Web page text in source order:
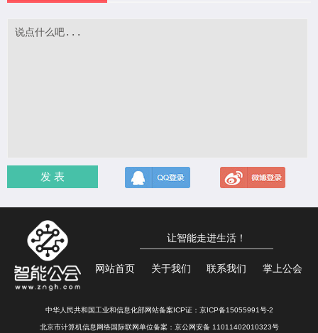
发 表
让智能走进生活！
网站首页 关于我们 联系我们 掌上公会
中华人民共和国工业和信息化部网站备案ICP证： 京ICP备15055991号-2
北京市计算机信息网络国际联网单位备案： 京公网安备 11011402010323号